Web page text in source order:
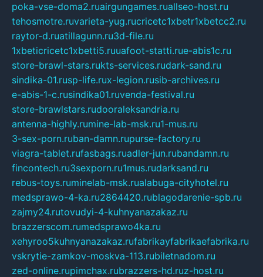
poka-vse-doma2.ruairgungames.ruallseo-host.ru
tehosmotre.ruvarieta-yug.rucricetc1xbetr1xbetcc2.ru
raytor-d.ruatillagunn.ru3d-file.ru
1xbeticricetc1xbetti5.ruuafoot-statti.rue-abis1c.ru
store-brawl-stars.rukts-services.rudark-sand.ru
sindika-01.rusp-life.rux-legion.rusib-archives.ru
e-abis-1-c.rusindika01.ruvenda-festival.ru
store-brawlstars.rudooraleksandria.ru
antenna-highly.rumine-lab-msk.ru1-mus.ru
3-sex-porn.ruban-damn.rupurse-factory.ru
viagra-tablet.rufasbags.ruadler-jun.rubandamn.ru
fincontech.ru3sexporn.ru1mus.rudarksand.ru
rebus-toys.ruminelab-msk.rualabuga-cityhotel.ru
medsprawo-4-ka.ru2864420.rublagodarenie-spb.ru
zajmy24.rutovudyi-4-kuhnyanazakaz.ru
brazzerscom.rumedsprawo4ka.ru
xehyroo5kuhnyanazakaz.rufabrikayfabrikaefabrika.ru
vskrytie-zamkov-moskva-113.rubiletnadom.ru
zed-online.rupimchax.rubrazzers-hd.ruz-host.ru